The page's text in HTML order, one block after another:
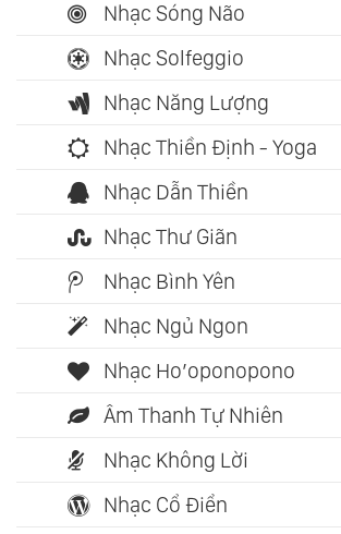
Nhạc Sóng Não
Nhạc Solfeggio
Nhạc Năng Lượng
Nhạc Thiền Định - Yoga
Nhạc Dẫn Thiền
Nhạc Thư Giãn
Nhạc Bình Yên
Nhạc Ngủ Ngon
Nhạc Ho’oponopono
Âm Thanh Tự Nhiên
Nhạc Không Lời
Nhạc Cổ Điển